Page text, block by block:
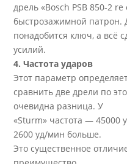
дрель «Bosch PSB 850-2
быстрозажимной патрон.
понадобится ключ, а всё
усилий.
4. Частота ударов
Этот параметр
сравнить две дрели по
очевидна разница. У
«Sturm» частота — 45000
2600 уд/мин больше.
Это существенное